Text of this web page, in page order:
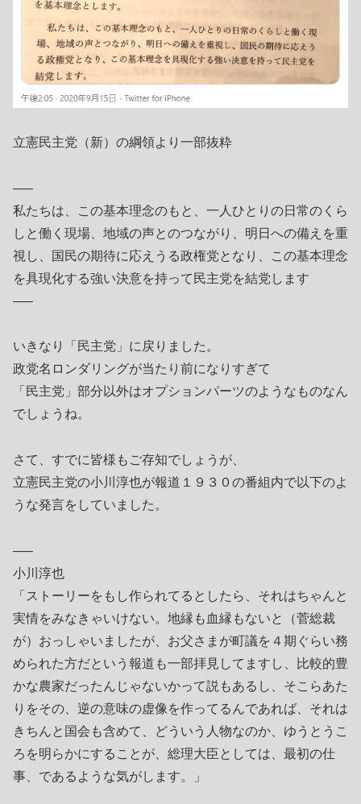
立憲民主党（新）の綱領より一部抜粋
—–
私たちは、この基本理念のもと、一人ひとりの日常のくら
しと働く現場、地域の声とのつながり、明日への備えを重
視し、国民の期待に応えうる政権党となり、この基本理念
を具現化する強い決意を持って民主党を結党します
—–
いきなり「民主党」に戻りました。
政党名ロンダリングが当たり前になりすぎて
「民主党」部分以外はオプションパーツのようなものなん
でしょうね。
さて、すでに皆様もご存知でしょうが、
立憲民主党の小川淳也が報道１９３０の番組内で以下のよ
うな発言をしていました。
—–
小川淳也
「ストーリーをもし作られてるとしたら、それはちゃんと
実情をみなきゃいけない。地縁も血縁もないと（菅総裁
が）おっしゃいましたが、お父さまが町議を４期ぐらい務
められた方だという報道も一部拝見してますし、比較的豊
かな農家だったんじゃないかって説もあるし、そこらあた
りをその、逆の意味の虚像を作ってるんであれば、それは
きちんと国会も含めて、どういう人物なのか、ゆうとうこ
ろを明らかにすることが、総理大臣としては、最初の仕
事、であるような気がします。」